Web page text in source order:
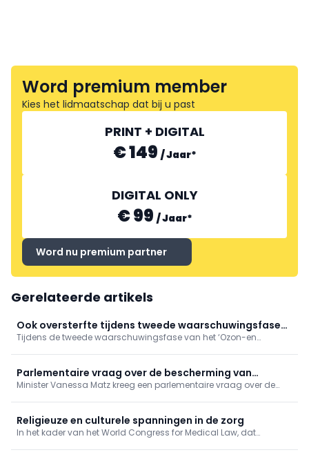
Word premium member
Kies het lidmaatschap dat bij u past
PRINT + DIGITAL
€ 149 /Jaar*
DIGITAL ONLY
€ 99 /Jaar*
Word nu premium partner
Gerelateerde artikels
Ook oversterfte tijdens tweede waarschuwingsfase
'Ozon- en hitteplan'
Tijdens de tweede waarschuwingsfase van het ‘Ozon-en
hoewel beperkter dan tijdens de hittegolf eind juni.
Parlementaire vraag over de bescherming van
persoonsgegevens bij gebruik van apps in het kader
van reproductieve gezondheidszorg
Minister Vanessa Matz kreeg een parlementaire vraag over de
aandacht voor sensibilisering rond het gebruik van deze apps te
willen versterken.
Religieuze en culturele spanningen in de zorg
In het kader van het World Congress for Medical Law, dat